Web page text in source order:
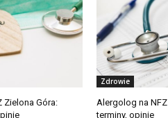
Zielona Góra:
Zdrowie
Alergolog na
terminy, opinie